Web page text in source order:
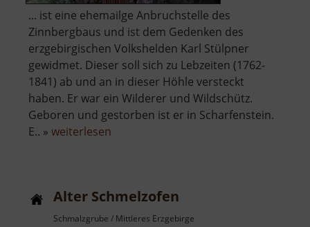
... ist eine ehemailge Anbruchstelle des
Zinnbergbaus und ist dem Gedenken des
erzgebirgischen Volkshelden Karl Stülpner
gewidmet. Dieser soll sich zu Lebzeiten (1762-
1841) ab und an in dieser Höhle versteckt
haben. Er war ein Wilderer und Wildschütz.
Geboren und gestorben ist er in Scharfenstein.
E.. » weiterlesen
Alter Schmelzofen
Schmalzgrube / Mittleres Erzgebirge